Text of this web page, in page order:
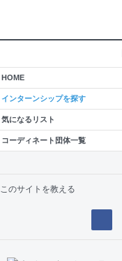
HOME
インターンシップを探す
気になるリスト
コーディネート団体一覧
このサイトを教える